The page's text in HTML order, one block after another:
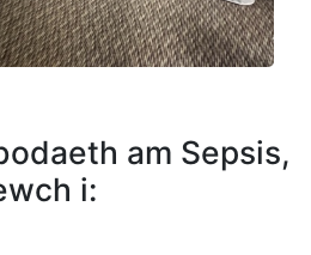
am Sepsis,
i: